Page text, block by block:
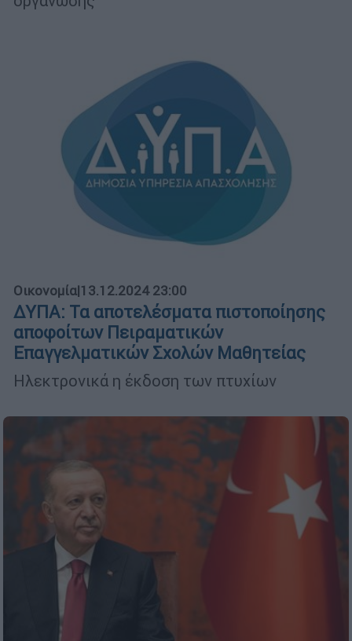
Οικονομία|13.12.2024 23:00
ΔΥΠΑ: Τα αποτελέσματα πιστοποίησης
αποφοίτων Πειραματικών
Επαγγελματικών Σχολών Μαθητείας
Ηλεκτρονικά η έκδοση των πτυχίων